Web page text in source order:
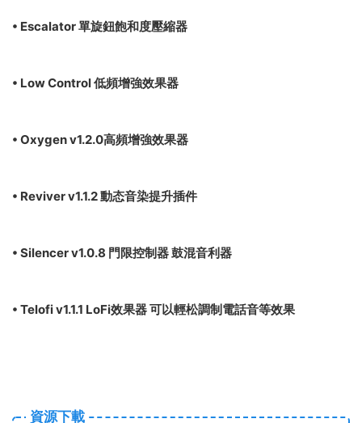
• Escalator 單旋鈕飽和度壓縮器
• Low Control 低頻增強效果器
• Oxygen v1.2.0高頻增強效果器
• Reviver v1.1.2 動态音染提升插件
• Silencer v1.0.8 門限控制器 鼓混音利器
• Telofi v1.1.1 LoFi效果器 可以輕松調制電話音等效果
資源下載